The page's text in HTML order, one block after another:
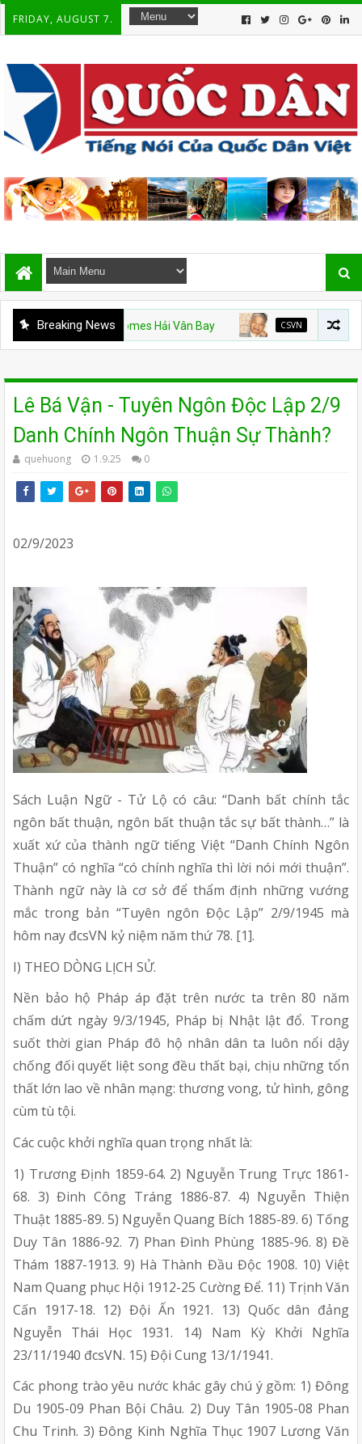
FRIDAY, AUGUST 7.
Breaking News
Mỹ và Vinhomes Hải Vân Bay CSVN Án văn – Kỳ 9. Hết
Lê Bá Vận - Tuyên Ngôn Độc Lập 2/9
Danh Chính Ngôn Thuận Sự Thành?
quehuong 1.9.25 0
02/9/2023
Sách Luận Ngữ - Tử Lộ có câu: “Danh bất chính tắc
ngôn bất thuận, ngôn bất thuận tắc sự bất thành…” là
xuất xứ của thành ngữ tiếng Việt “Danh Chính Ngôn
Thuận” có nghĩa “có chính nghĩa thì lời nói mới thuận”.
Thành ngữ này là cơ sở để thẩm định những vướng
mắc trong bản “Tuyên ngôn Độc Lập” 2/9/1945 mà
hôm nay đcsVN kỷ niệm năm thứ 78. [1].
I) THEO DÒNG LỊCH SỬ.
Nền bảo hộ Pháp áp đặt trên nước ta trên 80 năm
chấm dứt ngày 9/3/1945, Pháp bị Nhật lật đổ. Trong
suốt thời gian Pháp đô hộ nhân dân ta luôn nổi dậy
chống đối quyết liệt song đều thất bại, chịu những tổn
thất lớn lao về nhân mạng: thương vong, tử hình, gông
cùm tù tội.
Các cuộc khởi nghĩa quan trọng nhất là:
1) Trương Định 1859-64. 2) Nguyễn Trung Trực 1861-
68. 3) Đinh Công Tráng 1886-87. 4) Nguyễn Thiện
Thuật 1885-89. 5) Nguyễn Quang Bích 1885-89. 6) Tống
Duy Tân 1886-92. 7) Phan Đình Phùng 1885-96. 8) Đề
Thám 1887-1913. 9) Hà Thành Đầu Độc 1908. 10) Việt
Nam Quang phục Hội 1912-25 Cường Để. 11) Trịnh Văn
Cấn 1917-18. 12) Đội Ấn 1921. 13) Quốc dân đảng
Nguyễn Thái Học 1931. 14) Nam Kỳ Khởi Nghĩa
23/11/1940 đcsVN. 15) Đội Cung 13/1/1941.
Các phong trào yêu nước khác gây chú ý gồm: 1) Đông
Du 1905-09 Phan Bội Châu. 2) Duy Tân 1905-08 Phan
Chu Trinh. 3) Đông Kinh Nghĩa Thục 1907 Lương Văn